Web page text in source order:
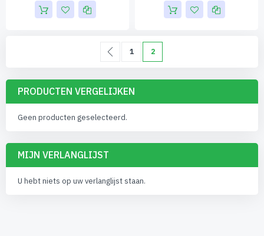
Pagina Pagina
VorigePagina
1 U lees momenteel pagina
2
PRODUCTEN VERGELIJKEN
Geen producten geselecteerd.
MIJN VERLANGLIJST
U hebt niets op uw verlanglijst staan.